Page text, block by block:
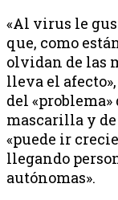
«Al virus le
que, como
olvidan de las
lleva el
del
mascarilla y
«puede ir
llegando
autónomas».